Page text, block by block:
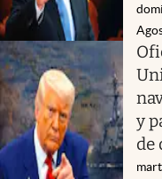
y
de